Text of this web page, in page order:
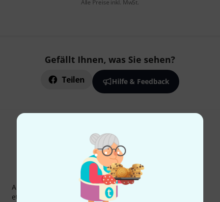
Alle Preise inkl. MwSt.
Gefällt Ihnen, was Sie sehen?
Teilen Hilfe & Feedback
Thomann Newsletter
Abonniere den Thomann Newsletter und gewinne mit
etwas Glück einen von
50 Gutscheinen